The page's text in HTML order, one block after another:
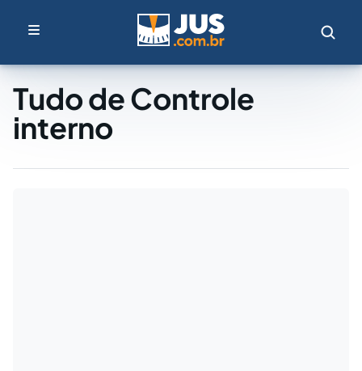
Tudo de Controle
interno